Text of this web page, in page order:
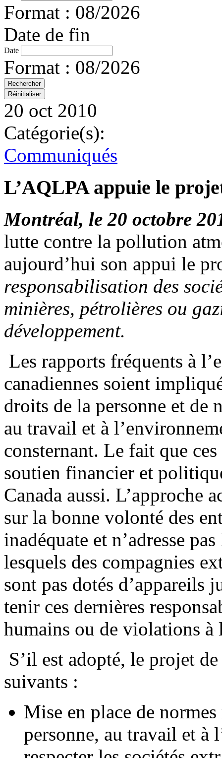
Format : 08/2026
Date de fin
Date
Format : 08/2026
20 oct 2010
Catégorie(s):
Communiqués
L’AQLPA appuie le
Montréal, le 20 octobre
lutte contre la pollution
aujourd’hui son appui le
responsabilisation des
minières, pétrolières ou
développement.
Les rapports fréquents à
canadiennes soient
droits de la personne et de
au travail et à
consternant. Le fait que
soutien financier et
Canada aussi. L’approche
sur la bonne volonté des
inadéquate et n’adresse
lesquels des compagnies
sont pas dotés d’appareils
tenir ces dernières
humains ou de violations à
S’il est adopté, le projet
suivants :
Mise en place de
personne, au travail et à